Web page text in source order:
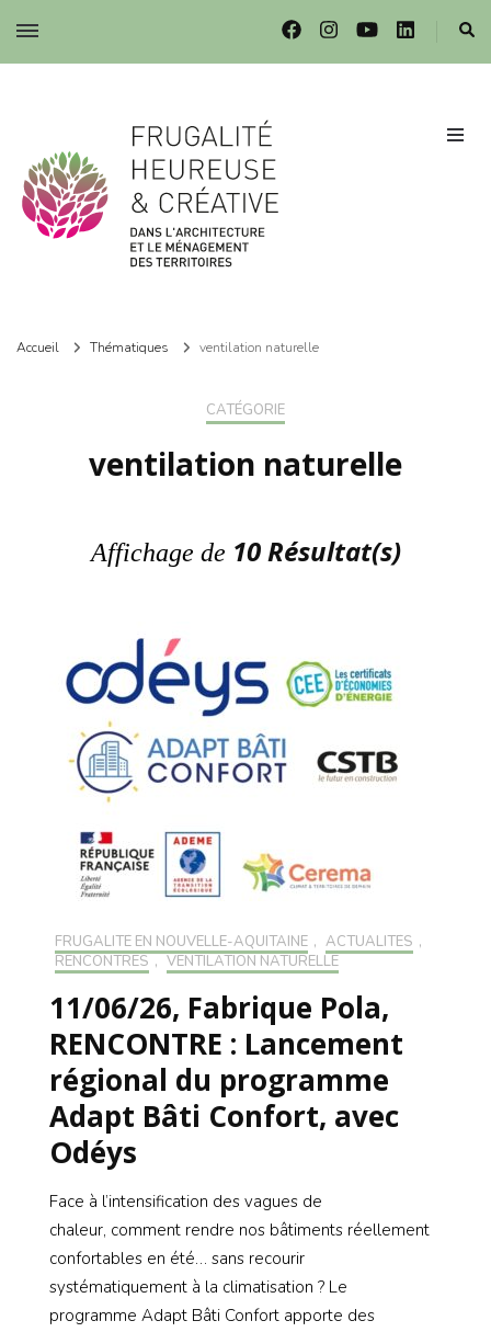
Frugalité dans l'architecture et le ménagement des territoires
Accueil Thématiques ventilation naturelle
CATÉGORIE
ventilation naturelle
Affichage de 10 Résultat(s)
FRUGALITÉ EN NOUVELLE-AQUITAINE , ACTUALITÉS ,
RENCONTRES , VENTILATION NATURELLE
11/06/26, Fabrique Pola,
RENCONTRE : Lancement
régional du programme
Adapt Bâti Confort, avec
Odéys
Face à l’intensification des vagues de
chaleur, comment rendre nos bâtiments réellement
confortables en été… sans recourir
systématiquement à la climatisation ? Le
programme Adapt Bâti Confort apporte des